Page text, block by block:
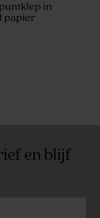
in
papier
en blijf